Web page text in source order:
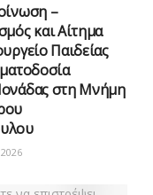
–
και Αίτημα
Παιδείας
στη Μνήμη